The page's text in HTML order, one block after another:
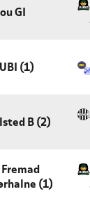
GI
(1)
B (2)
Fremad
(1)